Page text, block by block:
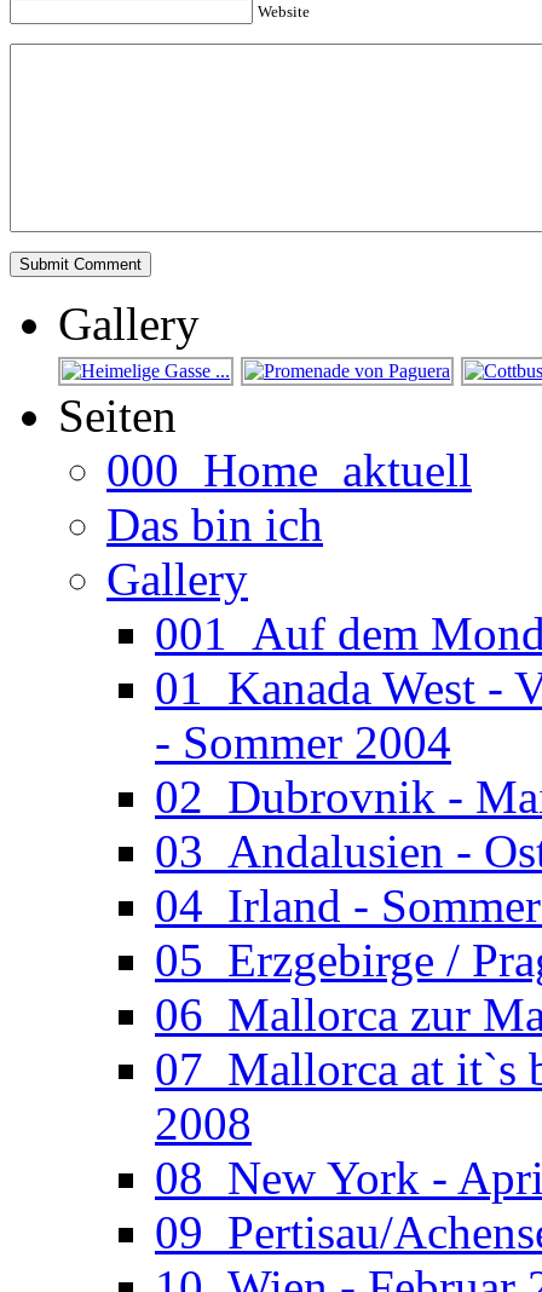
Website
Gallery
Seiten
000_Home_aktuell
Das bin ich
Gallery
001_Auf dem
01_Kanada West -
- Sommer 2004
02_Dubrovnik -
03_Andalusien -
04_Irland -
05_Erzgebirge /
06_Mallorca zur
07_Mallorca at it`s
2008
08_New York -
09_Pertisau/